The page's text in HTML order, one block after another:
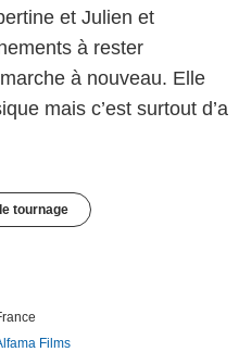
et Julien et
à rester
à nouveau. Elle
mais c’est surtout d’a
tournage
Films